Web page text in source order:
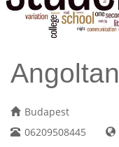
Budapest
06209508445